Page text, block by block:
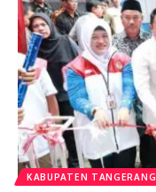
KABUPATEN TANGERANG